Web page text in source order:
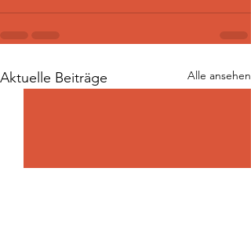
Aktuelle Beiträge Alle ansehen